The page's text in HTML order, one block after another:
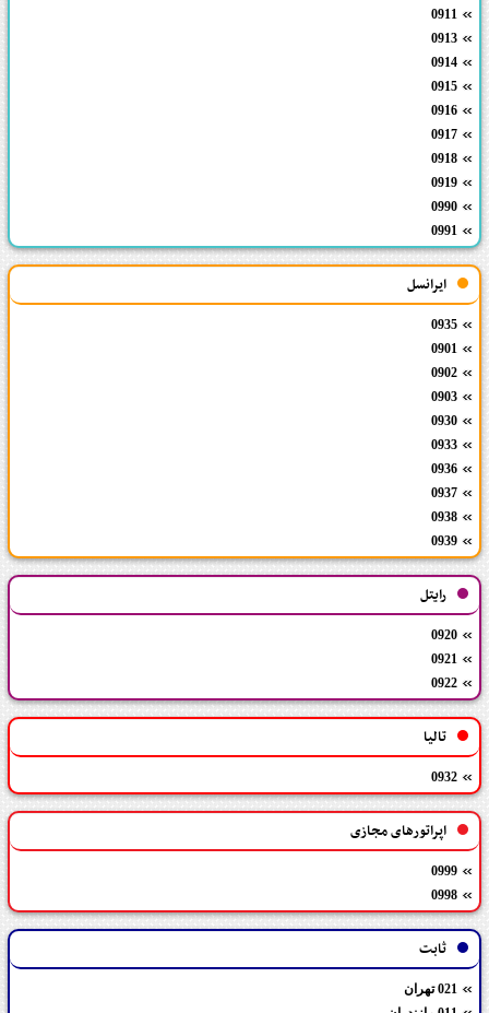
0911
0913
0914
0915
0916
0917
0918
0919
0990
0991
ایرانسل
0935
0901
0902
0903
0930
0933
0936
0937
0938
0939
رایتل
0920
0921
0922
تالیا
0932
اپراتورهای مجازی
0999
0998
ثابت
021 تهران